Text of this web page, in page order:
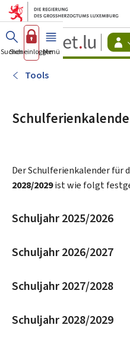
ZumZum
Suchen
Sich einloggen
Menü Haupt-
Tools
Der Schulferienkalender für
2028/2029ist wie folgt
Schuljahr 2025/2026
Schuljahr 2026/2027
Schuljahr 2027/2028
Schuljahr 2028/2029